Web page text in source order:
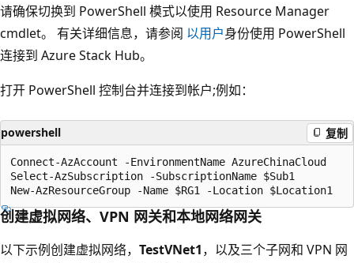
请确保切换到 PowerShell 模式以使用 Resource Manager
cmdlet。 有关详细信息，请参阅 以用户身份使用 PowerShell
连接到 Azure Stack Hub。
打开 PowerShell 控制台并连接到帐户;例如：
powershell 复制
Connect-AzAccount -EnvironmentName AzureChinaCloud
Select-AzSubscription -SubscriptionName $Sub1
创建虚拟网络、VPN 网关和本地网络网关
以下示例创建虚拟网络， TestVNet1，以及三个子网和 VPN 网